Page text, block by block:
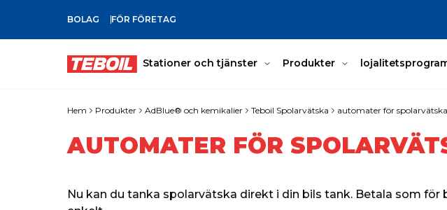
GÅ TILL HUVUDINNEHÅLLET
BOLAG FÖR FÖRETAG
Stationer och tjänster Produkter
Hem Produkter AdBlue® och kemikalier Teboil Spolarvätska automater för spolarvätska
AUTOMATER FÖR
Nu kan du tanka spolarvätska direkt i din bils tank. Betala som